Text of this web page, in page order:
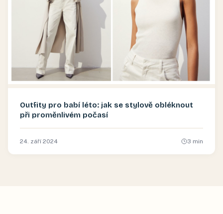
Outfity pro babí léto: jak se stylově obléknout
při proměnlivém počasí
24. září 2024 3 min